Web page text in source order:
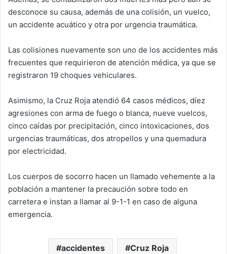
desconoce su causa, además de una colisión, un vuelco,
un accidente acuático y otra por urgencia traumática.
Las colisiones nuevamente son uno de los accidentes más
frecuentes que requirieron de atención médica, ya que se
registraron 19 choques vehiculares.
Asimismo, la Cruz Roja atendió 64 casos médicos, díez
agresiones con arma de fuego o blanca, nueve vuelcos,
cinco caídas por precipitación, cinco intoxicaciones, dos
urgencias traumáticas, dos atropellos y una quemadura
por electricidad.
Los cuerpos de socorro hacen un llamado vehemente a la
población a mantener la precaución sobre todo en
carretera e instan a llamar al 9-1-1 en caso de alguna
emergencia.
accidentes Cruz Roja